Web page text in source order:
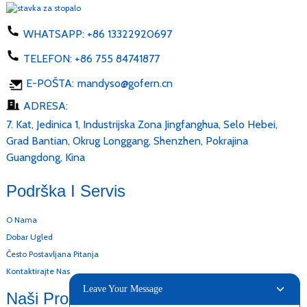
WHATSAPP: +86 13322920697
TELEFON: +86 755 84741877
E-POŠTA: mandyso@gofern.cn
ADRESA:
7. Kat, Jedinica 1, Industrijska Zona Jingfanghua, Selo Hebei,
Grad Bantian, Okrug Longgang, Shenzhen, Pokrajina
Guangdong, Kina
Podrška I Servis
O Nama
Dobar Ugled
Često Postavljana Pitanja
Kontaktirajte Nas
Naši Proizvodi
Leave Your Message